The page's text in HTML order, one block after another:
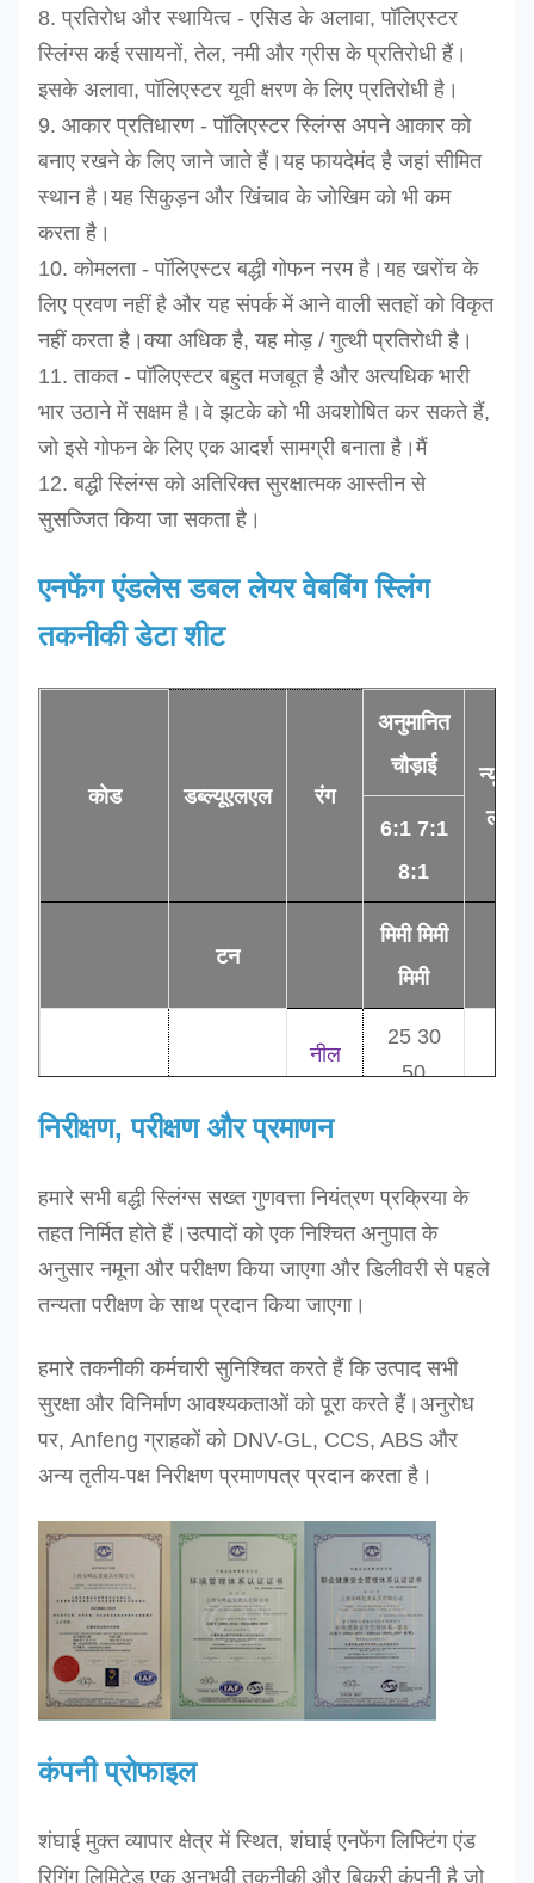
8. प्रतिरोध और स्थायित्व - एसिड के अलावा, पॉलिएस्टर
स्लिंग्स कई रसायनों, तेल, नमी और ग्रीस के प्रतिरोधी हैं।
इसके अलावा, पॉलिएस्टर यूवी क्षरण के लिए प्रतिरोधी है।
9. आकार प्रतिधारण - पॉलिएस्टर स्लिंग्स अपने आकार को
बनाए रखने के लिए जाने जाते हैं।यह फायदेमंद है जहां सीमित
स्थान है।यह सिकुड़न और खिंचाव के जोखिम को भी कम
करता है।
10. कोमलता - पॉलिएस्टर बद्धी गोफन नरम है।यह खरोंच के
लिए प्रवण नहीं है और यह संपर्क में आने वाली सतहों को विकृत
नहीं करता है।क्या अधिक है, यह मोड़ / गुत्थी प्रतिरोधी है।
11. ताकत - पॉलिएस्टर बहुत मजबूत है और अत्यधिक भारी
भार उठाने में सक्षम है।वे झटके को भी अवशोषित कर सकते हैं,
जो इसे गोफन के लिए एक आदर्श सामग्री बनाता है।मैं
12. बद्धी स्लिंग्स को अतिरिक्त सुरक्षात्मक आस्तीन से
सुसज्जित किया जा सकता है।
एनफेंग एंडलेस डबल लेयर वेबबिंग स्लिंग
तकनीकी डेटा शीट
कोड डब्ल्यूएलएल रंग
अनुमानित
चौड़ाई
न्यूनतम
लंबाई
6:1 7:1
8:1
टन
मिमी मिमी
मिमी
देस-4टी
4.0
नील
रंग का
पीला
25 30
50
75 90
90
देस-8टी
देस-10T
देस-12T
8.0
10.0
12.0
धूसर
लाल
भूरा
100
125
150
150
150
180
डीईएस-16टी
डीईएस-20टी
16.0
20.0
नीला
संतरा
200
240
240
250
अनुरोध पर अन्य आकार का उत्पादन किया जा सकता है
निरीक्षण, परीक्षण और प्रमाणन
हमारे सभी बद्धी स्लिंग्स सख्त गुणवत्ता नियंत्रण प्रक्रिया के
तहत निर्मित होते हैं।उत्पादों को एक निश्चित अनुपात के
अनुसार नमूना और परीक्षण किया जाएगा और डिलीवरी से पहले
तन्यता परीक्षण के साथ प्रदान किया जाएगा।
हमारे तकनीकी कर्मचारी सुनिश्चित करते हैं कि उत्पाद सभी
सुरक्षा और विनिर्माण आवश्यकताओं को पूरा करते हैं।अनुरोध
पर, Anfeng ग्राहकों को DNV-GL, CCS, ABS और
अन्य तृतीय-पक्ष निरीक्षण प्रमाणपत्र प्रदान करता है।
कंपनी प्रोफाइल
शंघाई मुक्त व्यापार क्षेत्र में स्थित, शंघाई एनफेंग लिफ्टिंग एंड
रिगिंग लिमिटेड एक अनुभवी तकनीकी और बिक्री कंपनी है जो